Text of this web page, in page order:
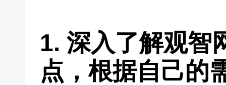
1. 深入了解观智
点，根据自己的